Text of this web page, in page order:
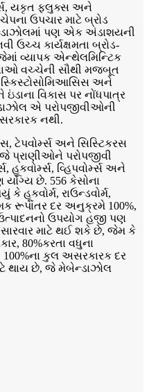
યકૃત ફ્લુક્સ અને
ઉપચાર માટે બ્રોડ
પણ એક અંડાશયની
કાર્યક્ષમતા બ્રોડ-
વ્યાપક એન્થેલમિન્ટિક
વચ્ચેની સૌથી મજબૂત
અને
વિકાસ પર નોંધપાત્ર
એ પરોપજીવીઓની
નથી.
ટેપવોર્મ્સ અને સિસ્ટિકરસ
પ્રાણીઓને પરોપજીવી
હૂકવોર્મ્સ, વ્હિપવોર્મ્સ અને
યોગ્ય છે. 556 કેસોના
હૂકવોર્મ, રાઉન્ડવોર્મ,
રૂપાંતર દર અનુક્રમે 100%,
ઉપયોગ હજી પણ
સારવાર માટે થઈ શકે છે, જેમ કે
80%કરતા વધુના
કુલ અસરકારક દર
થાય છે, જે મેબેન્ડાઝોલ